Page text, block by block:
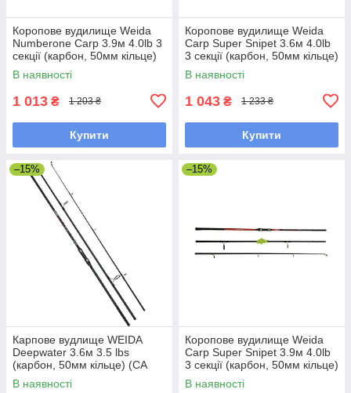
Коропове вудилище Weida
Numberone Carp 3.9м 4.0lb 3
секції (карбон, 50мм кільце)
(G-459-390)
В наявності
1 013 ₴ 1 203 ₴
Купити
Коропове вудилище Weida
Carp Super Snipet 3.6м 4.0lb
3 секції (карбон, 50мм кільце)
(Z-412-360)
В наявності
1 043 ₴ 1 233 ₴
Купити
–15%
Карпове вудлище WEIDA
Deepwater 3.6м 3.5 lbs
(карбон, 50мм кільце) (CA
076)
В наявності
–15%
Коропове вудилище Weida
Carp Super Snipet 3.9м 4.0lb
3 секції (карбон, 50мм кільце)
(Z-412-390)
В наявності